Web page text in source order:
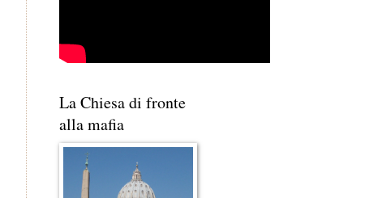
La Chiesa di fronte
alla mafia